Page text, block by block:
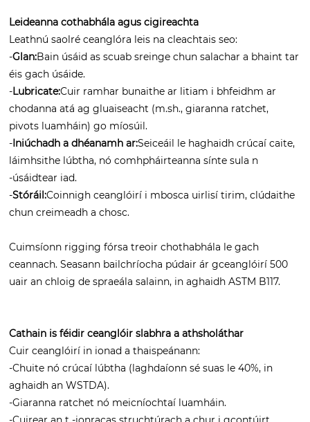
Leideanna cothabhála agus cigireachta
Leathnú saolré ceanglóra leis na cleachtais seo:
-Glan:Bain úsáid as scuab sreinge chun salachar a bhaint tar
éis gach úsáide.
-Lubricate:Cuir ramhar bunaithe ar litiam i bhfeidhm ar
chodanna atá ag gluaiseacht (m.sh., giaranna ratchet,
pivots luamháin) go míosúil.
-Iniúchadh a dhéanamh ar:Seiceáil le haghaidh crúcaí caite,
láimhsithe lúbtha, nó comhpháirteanna sínte sula n
-úsáidtear iad.
-Stóráil:Coinnigh ceanglóirí i mbosca uirlisí tirim, clúdaithe
chun creimeadh a chosc.
Cuimsíonn rigging fórsa treoir chothabhála le gach
ceannach. Seasann bailchríocha púdair ár gceanglóirí 500
uair an chloig de spraeála salainn, in aghaidh ASTM B117.
Cathain is féidir ceanglóir slabhra a athsholáthar
Cuir ceanglóirí in ionad a thaispeánann:
-Chuite nó crúcaí lúbtha (laghdaíonn sé suas le 40%, in
aghaidh an WSTDA).
-Giaranna ratchet nó meicníochtaí luamháin.